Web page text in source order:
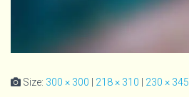
Size: 300 × 300 218 × 310 230 × 345